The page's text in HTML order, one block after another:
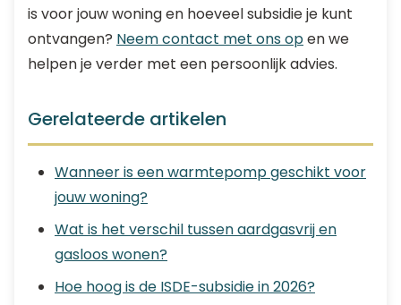
is voor jouw woning en hoeveel subsidie je kunt
ontvangen? Neem contact met ons open we
helpen je verder met een persoonlijk advies.
Gerelateerde artikelen
Wanneer is een warmtepomp geschikt voor
jouw woning?
Wat is het verschil tussen aardgasvrij en
gasloos wonen?
Hoe hoog is de ISDE-subsidie in 2026?